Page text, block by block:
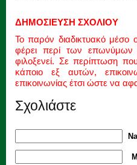
ΔΗΜΟΣΙΕΥΣΗ ΣΧΟΛΙΟΥ
Το παρόν διαδικτυακό μέσο
φέρει περί των
φιλοξενεί. Σε περίπτωση
κάποιο εξ αυτών,
επικοινωνίας έτσι ώστε να
Σχολιάστε